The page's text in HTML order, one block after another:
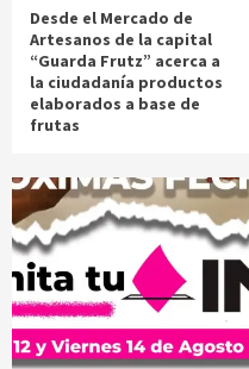
Desde el Mercado de
Artesanos de la capital
“Guarda Frutz” acerca a
la ciudadanía productos
elaborados a base de
frutas